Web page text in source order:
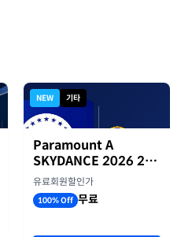
NEW 기타
Paramount A
SKYDANCE 2026 2분
기 실적
유료회원할인가
100% Off 무료